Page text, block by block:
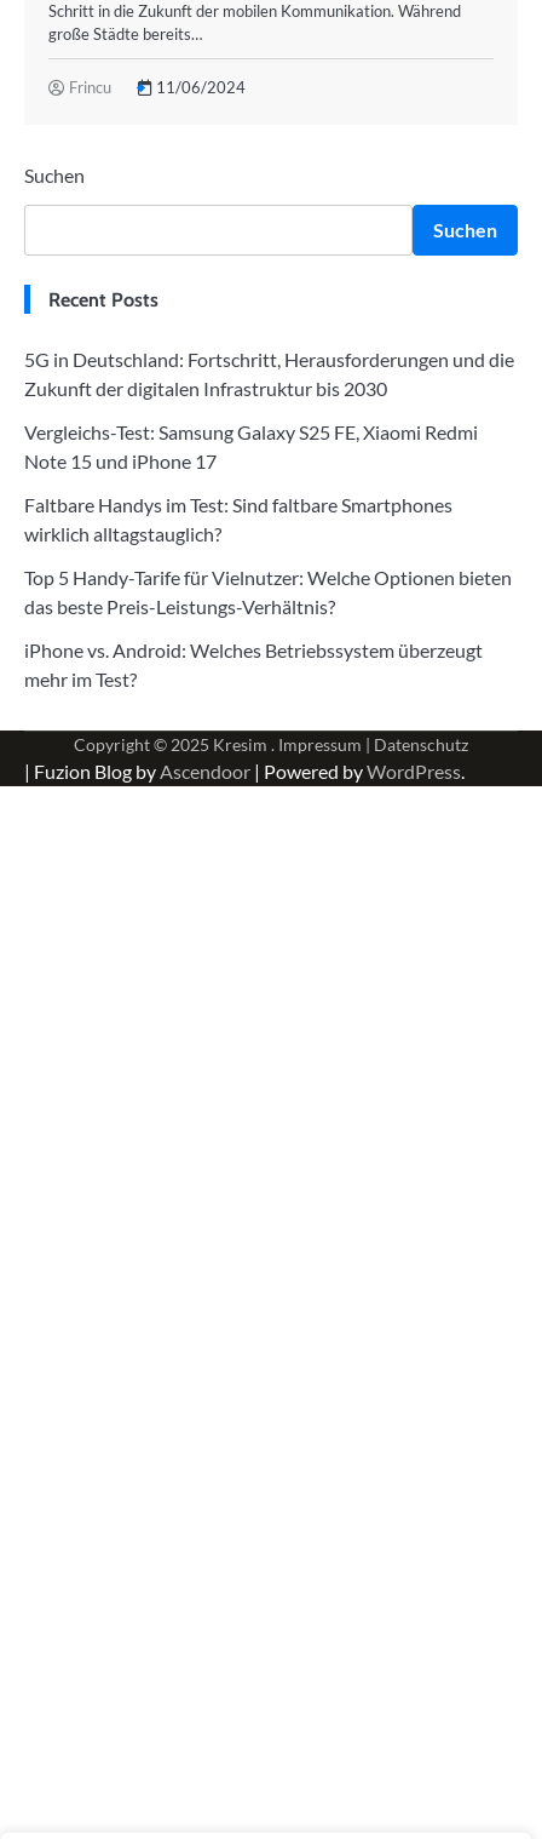
Schritt in die Zukunft der mobilen Kommunikation. Während
große Städte bereits…
Frincu 11/06/2024
Suchen
Suchen
Recent Posts
5G in Deutschland: Fortschritt, Herausforderungen und die
Zukunft der digitalen Infrastruktur bis 2030
Vergleichs-Test: Samsung Galaxy S25 FE, Xiaomi Redmi
Note 15 und iPhone 17
Faltbare Handys im Test: Sind faltbare Smartphones
wirklich alltagstauglich?
Top 5 Handy-Tarife für Vielnutzer: Welche Optionen bieten
das beste Preis-Leistungs-Verhältnis?
iPhone vs. Android: Welches Betriebssystem überzeugt
mehr im Test?
Copyright © 2025 Kresim . Impressum | Datenschutz
| Fuzion Blog byAscendoor | Powered byWordPress.